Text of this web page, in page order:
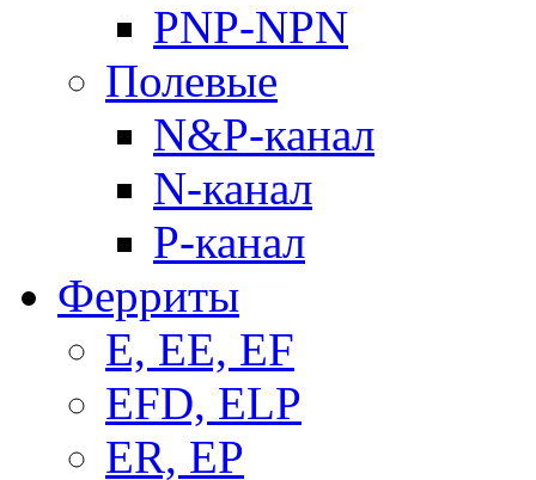
PNP-NPN
Полевые
N&P-канал
N-канал
P-канал
Ферриты
E, EE, EF
EFD, ELP
ER, EP